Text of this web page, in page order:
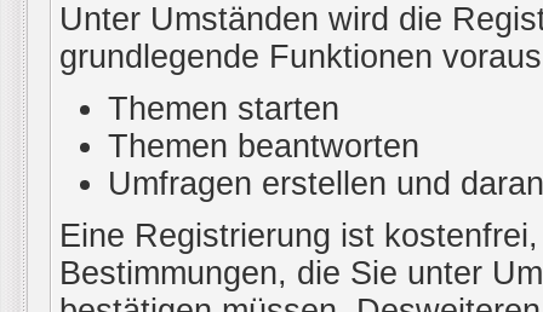
Unter Umständen wird die
grundlegende Funktionen
Themen starten
Themen beantworten
Umfragen erstellen und
Eine Registrierung ist
Bestimmungen, die Sie unter